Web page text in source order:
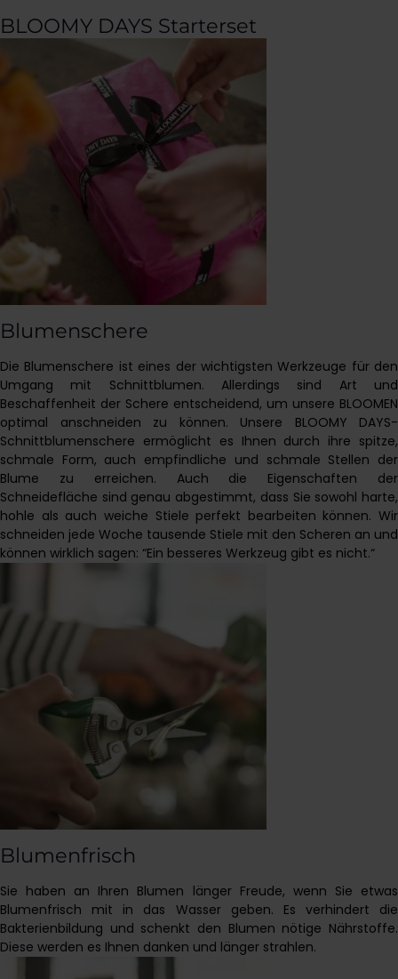
BLOOMY DAYS Starterset
Blumenschere
Die Blumenschere ist eines der wichtigsten Werkzeuge für den
Umgang mit Schnittblumen. Allerdings sind Art und
Beschaffenheit der Schere entscheidend, um unsere BLOOMEN
optimal anschneiden zu können. Unsere BLOOMY DAYS-
Schnittblumenschere ermöglicht es Ihnen durch ihre spitze,
schmale Form, auch empfindliche und schmale Stellen der
Blume zu erreichen. Auch die Eigenschaften der
Schneidefläche sind genau abgestimmt, dass Sie sowohl harte,
hohle als auch weiche Stiele perfekt bearbeiten können. Wir
schneiden jede Woche tausende Stiele mit den Scheren an und
können wirklich sagen: “Ein besseres Werkzeug gibt es nicht.“
Blumenfrisch
Sie haben an Ihren Blumen länger Freude, wenn Sie etwas
Blumenfrisch mit in das Wasser geben. Es verhindert die
Bakterienbildung und schenkt den Blumen nötige Nährstoffe.
Diese werden es Ihnen danken und länger strahlen.